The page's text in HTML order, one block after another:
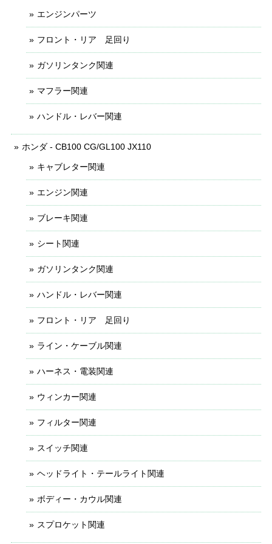
エンジンパーツ
フロント・リア 足回り
ガソリンタンク関連
マフラー関連
ハンドル・レバー関連
ホンダ - CB100 CG/GL100 JX110
キャブレター関連
エンジン関連
ブレーキ関連
シート関連
ガソリンタンク関連
ハンドル・レバー関連
フロント・リア 足回り
ライン・ケーブル関連
ハーネス・電装関連
ウィンカー関連
フィルター関連
スイッチ関連
ヘッドライト・テールライト関連
ボディー・カウル関連
スプロケット関連